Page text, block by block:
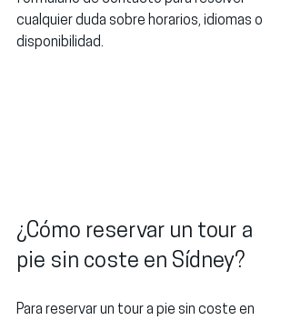
cualquier duda sobre horarios, idiomas o
disponibilidad.
¿Cómo reservar un tour a
pie sin coste en Sídney?
Para reservar un tour a pie sin coste en